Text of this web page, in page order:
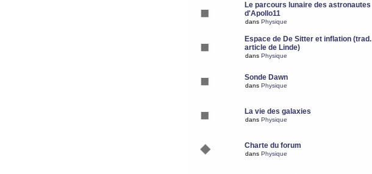
Le parcours lunaire des astronautes
d'Apollo11
dans Physique
Espace de De Sitter et inflation (trad.
article de Linde)
dans Physique
Sonde Dawn
dans Physique
La vie des galaxies
dans Physique
Charte du forum
dans Physique